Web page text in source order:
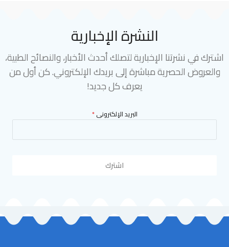
النشرة الإخبارية
اشترك في نشرتنا الإخبارية لتصلك أحدث الأخبار، والنصائح الطبية،
والعروض الحصرية مباشرة إلى بريدك الإلكتروني. كن أول من
يعرف كل جديد!
البريد الإلكترونى*
اشترك